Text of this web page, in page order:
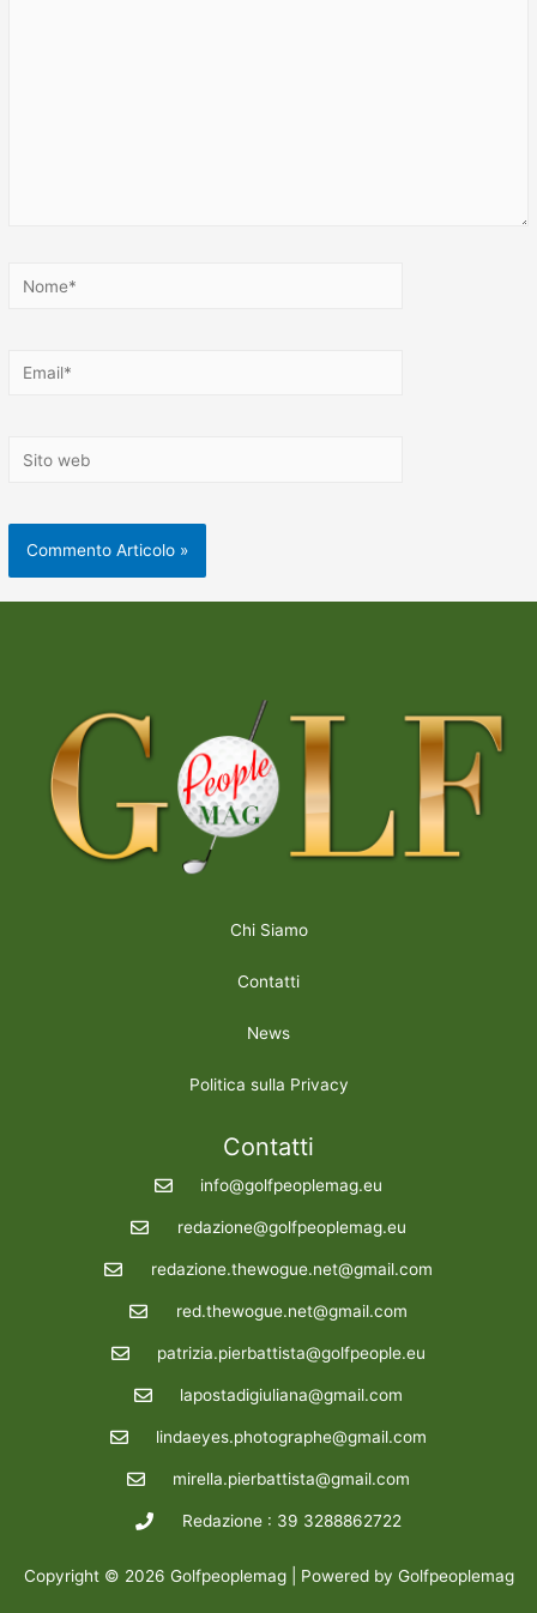
Chi Siamo
Contatti
News
Politica sulla Privacy
Contatti
info@golfpeoplemag.eu
redazione@golfpeoplemag.eu
redazione.thewogue.net@gmail.com
red.thewogue.net@gmail.com
patrizia.pierbattista@golfpeople.eu
lapostadigiuliana@gmail.com
lindaeyes.photographe@gmail.com
mirella.pierbattista@gmail.com
Redazione : 39 3288862722
Copyright © 2026 Golfpeoplemag | Powered by Golfpeoplemag